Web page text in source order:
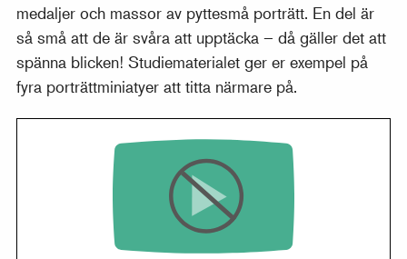
medaljer och massor av pyttesmå porträtt. En del är
så små att de är svåra att upptäcka – då gäller det att
spänna blicken! Studiematerialet ger er exempel på
fyra porträttminiatyer att titta närmare på.